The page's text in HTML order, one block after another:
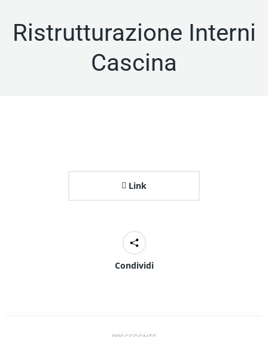
Ristrutturazione Interni
Cascina
Link
Condividi